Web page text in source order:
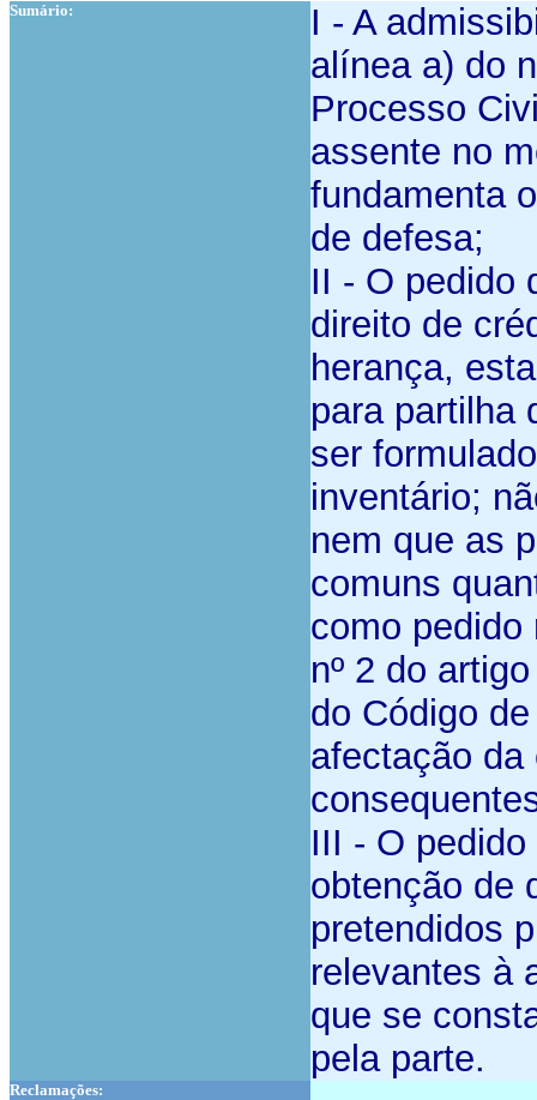
Sumário:
I - A
alínea a) do
Processo
assente no
fundamenta
de defesa;
II - O pedido
direito de
herança,
para partilha
ser
inventário;
nem que as
comuns
como pedido
nº 2 do
do Código
afectação
III - O
obtenção de
pretendidos
relevantes à
que se
pela parte.
Reclamações: